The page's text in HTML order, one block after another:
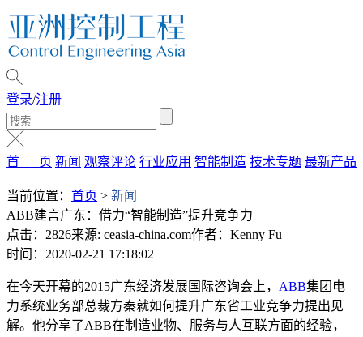
登录/注册
首 页 新闻 观察评论 行业应用 智能制造 技术专题 最新产品
当前位置： 首页 > 新闻
ABB建言广东：借力“智能制造”提升竞争力
点击：2826来源: ceasia-china.com作者：Kenny Fu
时间：2020-02-21 17:18:02
在今天开幕的2015广东经济发展国际咨询会上， ABB集团电
力系统业务部总裁方秦就如何提升广东省工业竞争力提出见
解。他分享了ABB在制造业物、服务与人互联方面的经验，